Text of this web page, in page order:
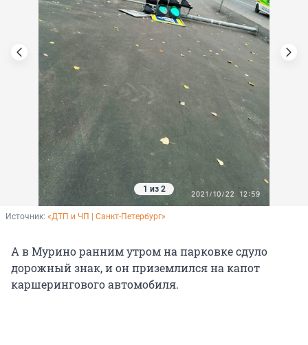
1 из 2
Источник: «ДТП и ЧП | Санкт-Петербург»
А в Мурино ранним утром на парковке сдуло
дорожный знак, и он приземлился на капот
каршерингового автомобиля.